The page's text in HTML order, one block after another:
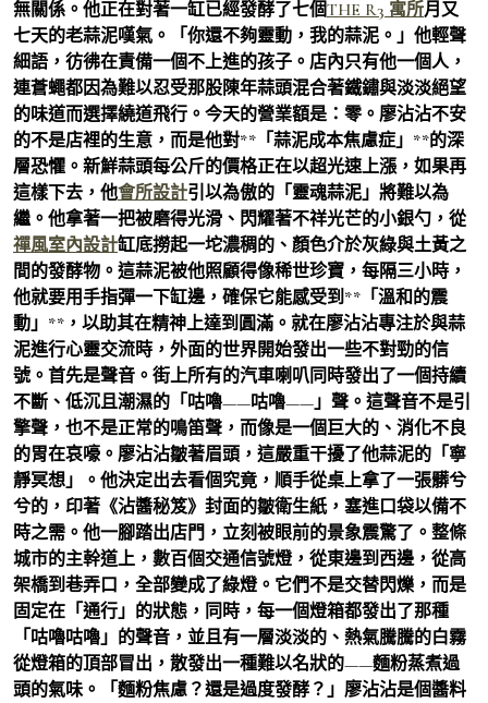
無關係。他正在對著一缸已經發酵了七個THE R3 寓所月又
七天的老蒜泥嘆氣。「你還不夠靈動，我的蒜泥。」他輕聲
細語，彷彿在責備一個不上進的孩子。店內只有他一個人，
連蒼蠅都因為難以忍受那股陳年蒜頭混合著鐵鏽與淡淡絕望
的味道而選擇繞道飛行。今天的營業額是：零。廖沾沾不安
的不是店裡的生意，而是他對**「蒜泥成本焦慮症」**的深
層恐懼。新鮮蒜頭每公斤的價格正在以超光速上漲，如果再
這樣下去，他會所設計引以為傲的「靈魂蒜泥」將難以為
繼。他拿著一把被磨得光滑、閃耀著不祥光芒的小銀勺，從
禪風室內設計缸底撈起一坨濃稠的、顏色介於灰綠與土黃之
間的發酵物。這蒜泥被他照顧得像稀世珍寶，每隔三小時，
他就要用手指彈一下缸邊，確保它能感受到**「溫和的震
動」**，以助其在精神上達到圓滿。就在廖沾沾專注於與蒜
泥進行心靈交流時，外面的世界開始發出一些不對勁的信
號。首先是聲音。街上所有的汽車喇叭同時發出了一個持續
不斷、低沉且潮濕的「咕嚕——咕嚕——」聲。這聲音不是引
擎聲，也不是正常的鳴笛聲，而像是一個巨大的、消化不良
的胃在哀嚎。廖沾沾皺著眉頭，這嚴重干擾了他蒜泥的「寧
靜冥想」。他決定出去看個究竟，順手從桌上拿了一張髒兮
兮的，印著《沾醬秘笈》封面的皺衛生紙，塞進口袋以備不
時之需。他一腳踏出店門，立刻被眼前的景象震驚了。整條
城市的主幹道上，數百個交通信號燈，從東邊到西邊，從高
架橋到巷弄口，全部變成了綠燈。它們不是交替閃爍，而是
固定在「通行」的狀態，同時，每一個燈箱都發出了那種
「咕嚕咕嚕」的聲音，並且有一層淡淡的、熱氣騰騰的白霧
從燈箱的頂部冒出，散發出一種難以名狀的——麵粉蒸煮過
頭的氣味。「麵粉焦慮？還是過度發酵？」廖沾沾是個醬料